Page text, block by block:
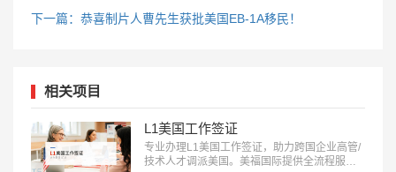
下一篇：恭喜制片人曹先生获批美国EB-1A移民！
相关项目
L1美国工作签证
专业办理L1美国工作签证，助力跨国企业高管/
技术人才调派美国。美福国际提供全流程服